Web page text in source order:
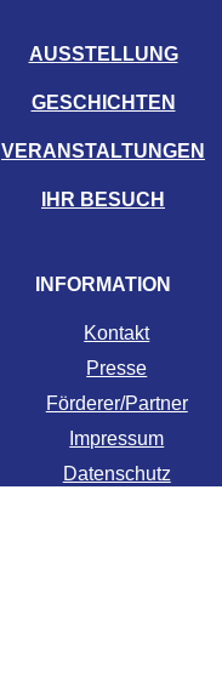
AUSSTELLUNG
GESCHICHTEN
VERANSTALTUNGEN
IHR BESUCH
INFORMATION
Kontakt
Presse
Förderer/Partner
Impressum
Datenschutz